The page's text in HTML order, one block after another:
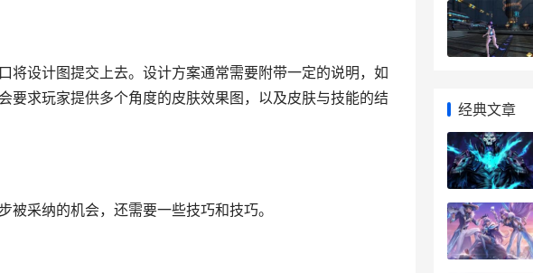
将设计图提交上去。设计方案通常需要附带一定的说明，如
要求玩家提供多个角度的皮肤效果图，以及皮肤与技能的结
采纳的机会，还需要一些技巧和技巧。
经典文章